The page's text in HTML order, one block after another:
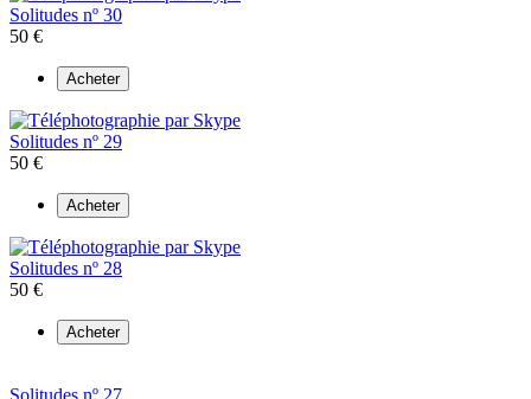
Solitudes nº 30
50 €
Acheter
Solitudes nº 29
50 €
Acheter
Solitudes nº 28
50 €
Acheter
Solitudes nº 27